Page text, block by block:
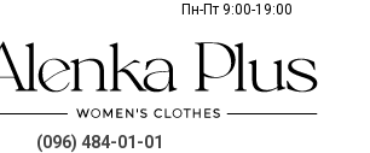
Пн-Пт 9:00-19:00
(096) 484-01-01